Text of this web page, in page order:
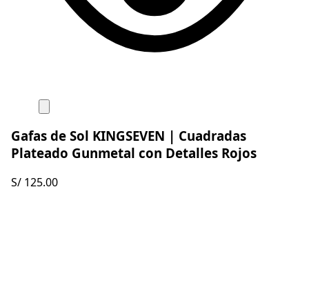
Gafas de Sol KINGSEVEN | Cuadradas
Plateado Gunmetal con Detalles Rojos
S/ 125.00